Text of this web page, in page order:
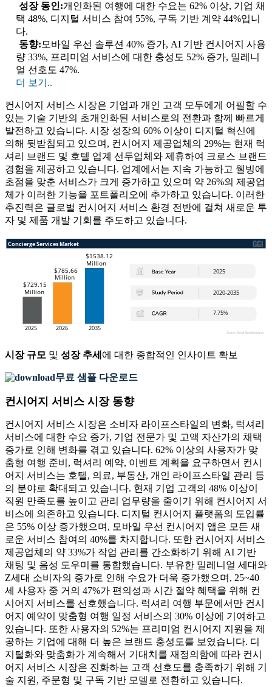
성장 동인:개인화된 여행에 대한 수요는 62% 이상, 기업 채
택 48%, 디지털 서비스 참여 55%, 구독 기반 계약 44%입니
다.
동향: 모바일 우선 솔루션 40% 증가, AI 기반 컨시어지 사용
량 33%, 프리미엄 서비스에 대한 충성도 52% 증가, 밀레니
얼 선호도 47%.
더 보기..
컨시어지 서비스 시장은 기업과 개인 고객 모두에게 어필할 수
있는 기술 기반의 초개인화된 서비스로의 전환과 함께 빠르게
발전하고 있습니다. 시장 성장의 60% 이상이 디지털 혁신에
의해 뒷받침되고 있으며, 컨시어지 제공업체의 29%는 현재 럭
셔리 브랜드 및 호텔 업계 선두업체와 제휴하여 크로스 브랜드
경험을 제공하고 있습니다. 업계에서는 지속 가능하고 웰빙에
초점을 맞춘 서비스가 크게 증가하고 있으며 약 26%의 제공업
체가 이러한 기능을 포트폴리오에 추가하고 있습니다. 이러한
추진력은 글로벌 컨시어지 서비스 환경 전반에 걸쳐 새로운 투
자 및 제품 개발 기회를 주도하고 있습니다.
시장 규모 및 성장 추세 에 대한 종합적인 인사이트 확보
무료 샘플 다운로드
컨시어지 서비스 시장 동향
컨시어지 서비스 시장은 소비자 라이프스타일의 변화, 럭셔리
서비스에 대한 수요 증가, 기업 전문가 및 고액 자산가의 채택
증가로 인해 변화를 겪고 있습니다. 62% 이상의 사용자가 맞
춤형 여행 준비, 럭셔리 예약, 이벤트 계획을 요구하면서 컨시
어지 서비스는 호텔, 의료, 부동산, 개인 라이프스타일 관리 등
의 분야로 확대되고 있습니다. 현재 기업 고객의 48% 이상이
직원 만족도를 높이고 관리 업무량을 줄이기 위해 컨시어지 서
비스에 의존하고 있습니다. 디지털 컨시어지 플랫폼의 도입률
은 55% 이상 증가했으며, 모바일 우선 컨시어지 앱은 모든 새
로운 서비스 참여의 40%를 차지합니다. 또한 컨시어지 서비스
제공업체의 약 33%가 작업 관리를 간소화하기 위해 AI 기반
채팅 및 음성 도우미를 통합했습니다. 부유한 밀레니얼 세대와
Z세대 소비자의 증가로 인해 수요가 더욱 증가했으며, 25~40
세 사용자 중 거의 47%가 편의성과 시간 절약 혜택을 위해 컨
시어지 서비스를 선호했습니다. 럭셔리 여행 부문에서만 컨시
어지 예약이 맞춤형 여행 일정 서비스의 30% 이상에 기여하고
있습니다. 또한 사용자의 52%는 프리미엄 컨시어지 지원을 제
공하는 기업에 대해 더 높은 브랜드 충성도를 보였습니다. 디
지털화와 맞춤화가 계속해서 기대치를 재정의함에 따라 컨시
어지 서비스 시장은 진화하는 고객 선호도를 충족하기 위해 기
술 지원, 주문형 및 구독 기반 모델로 전환하고 있습니다.